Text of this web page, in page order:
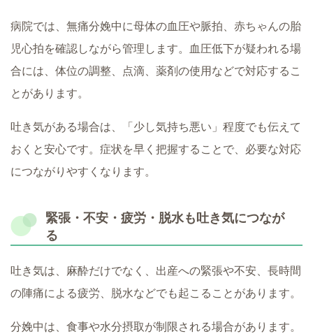
病院では、無痛分娩中に母体の血圧や脈拍、赤ちゃんの胎
児心拍を確認しながら管理します。血圧低下が疑われる場
合には、体位の調整、点滴、薬剤の使用などで対応するこ
とがあります。
吐き気がある場合は、「少し気持ち悪い」程度でも伝えて
おくと安心です。症状を早く把握することで、必要な対応
につながりやすくなります。
緊張・不安・疲労・脱水も吐き気につなが
る
吐き気は、麻酔だけでなく、出産への緊張や不安、長時間
の陣痛による疲労、脱水などでも起こることがあります。
分娩中は、食事や水分摂取が制限される場合があります。